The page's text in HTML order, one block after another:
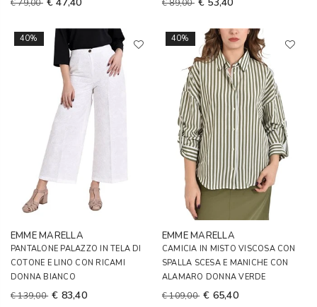
€ 79,00 € 89,00
40%
EMME MARELLA
PANTALONE PALAZZO IN TELA DI
COTONE E LINO CON RICAMI
DONNA BIANCO
€ 139,00 € 83,40
40%
EMME MARELLA
CAMICIA IN MISTO VISCOSA CON
SPALLA SCESA E MANICHE CON
ALAMARO DONNA VERDE
€ 109,00 € 65,40